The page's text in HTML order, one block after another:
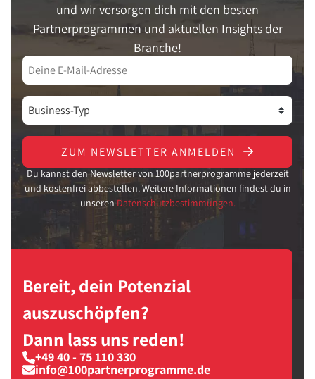
und wir versorgen dich mit den besten
Partnerprogrammen und aktuellen Insights der
Branche!
ZUM NEWSLETTER ANMELDEN
Du kannst den Newsletter von 100partnerprogramme jederzeit
und kostenfrei abbestellen. Weitere Informationen findest du in
unseren Datenschutzbestimmungen.
Bereit, dein Potenzial
auszuschöpfen?
Dann lass uns reden!
+49 40 - 75 110 330
info@100partnerprogramme.de